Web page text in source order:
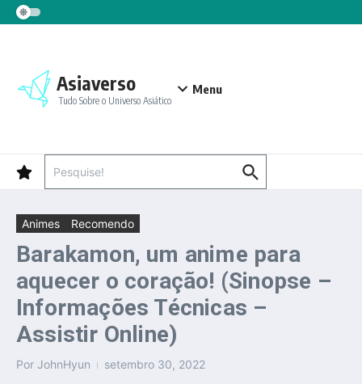
Ir para o conteúdo
Asiaverso
Tudo Sobre o Universo Asiático
Menu
Animes Recomendo
Barakamon, um anime para
aquecer o coração! (Sinopse –
Informações Técnicas –
Assistir Online)
Por JohnHyun setembro 30, 2022